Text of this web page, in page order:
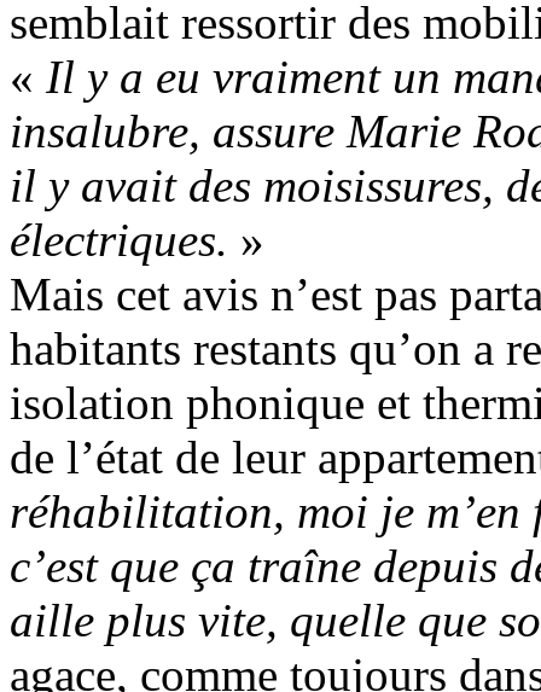
semblait ressortir des
« Il y a eu vraiment un
insalubre, assure Marie
il y avait des moisissures,
électriques. »
Mais cet avis n’est pas
habitants restants qu’on a
isolation phonique et
de l’état de leur
réhabilitation, moi je m’en
c’est que ça traîne depuis
aille plus vite, quelle que
agace, comme toujours